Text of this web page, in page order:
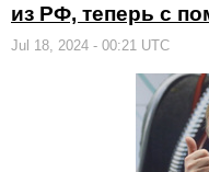
из РФ, теперь с
Jul 18, 2024 - 00:21 UTC